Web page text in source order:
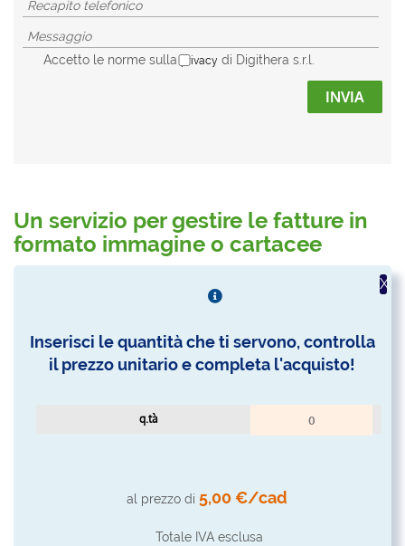
Accetto le norme sulla privacy di Digithera s.r.l.
INVIA
Un servizio per gestire le fatture in
formato immagine o cartacee
X
Inserisci le quantità che ti servono, controlla
il prezzo unitario e completa l'acquisto!
q.tà
al prezzo di 5,00 €/cad
Totale IVA esclusa